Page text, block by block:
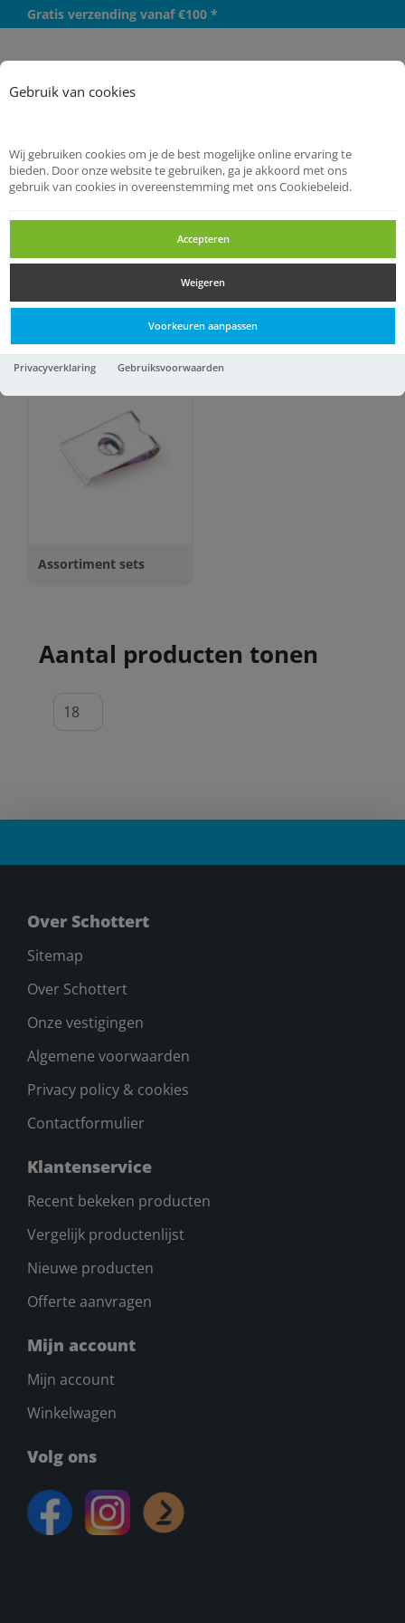
Gebruik van cookies
Wij gebruiken cookies om je de best mogelijke online ervaring te
bieden. Door onze website te gebruiken, ga je akkoord met ons
gebruik van cookies in overeenstemming met ons Cookiebeleid.
Accepteren
Weigeren
Voorkeuren aanpassen
Privacyverklaring Gebruiksvoorwaarden
Gratis verzending vanaf €100 *
Startpagina
Bevestigingsmaterialen
Assortimenten
Assortiment sets
Aantal producten tonen
Over Schottert
Sitemap
Over Schottert
Onze vestigingen
Algemene voorwaarden
Privacy policy & cookies
Contactformulier
Klantenservice
Recent bekeken producten
Vergelijk productenlijst
Nieuwe producten
Offerte aanvragen
Mijn account
Mijn account
Winkelwagen
Volg ons